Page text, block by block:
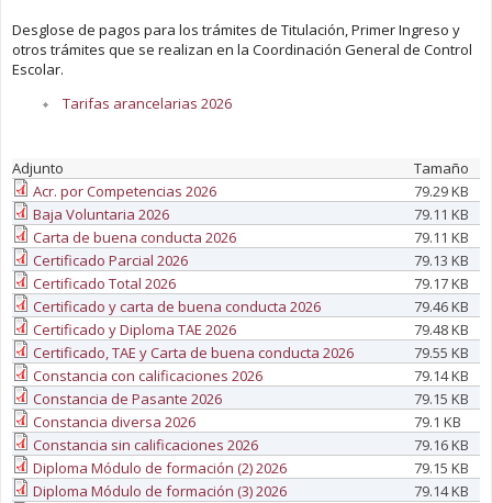
Desglose de pagos para los trámites de Titulación, Primer Ingreso y
otros trámites que se realizan en la Coordinación General de Control
Escolar.
Tarifas arancelarias 2026
Adjunto
Tamaño
Acr. por Competencias 2026
79.29 KB
Baja Voluntaria 2026
79.11 KB
Carta de buena conducta 2026
79.11 KB
Certificado Parcial 2026
79.13 KB
Certificado Total 2026
79.17 KB
Certificado y carta de buena conducta 2026
79.46 KB
Certificado y Diploma TAE 2026
79.48 KB
Certificado, TAE y Carta de buena conducta 2026
79.55 KB
Constancia con calificaciones 2026
79.14 KB
Constancia de Pasante 2026
79.15 KB
Constancia diversa 2026
79.1 KB
Constancia sin calificaciones 2026
79.16 KB
Diploma Módulo de formación (2) 2026
79.15 KB
Diploma Módulo de formación (3) 2026
79.14 KB